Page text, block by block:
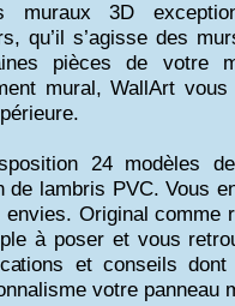
muraux 3D
qu’il s’agisse des
pièces de votre
mural, WallArt
24 modèles
de lambris PVC. Vous
Original comme
à poser et vous
et conseils dont
votre panneau